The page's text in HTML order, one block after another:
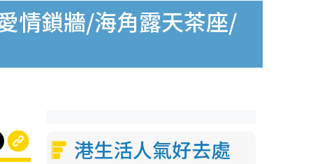
情鎖牆/海角露天茶座/
港生活人氣好去處